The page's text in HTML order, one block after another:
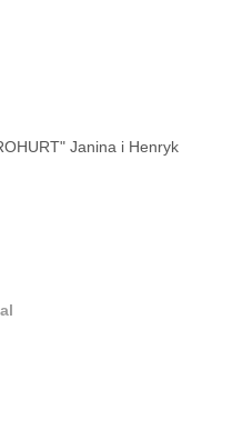
Janina i Henryk